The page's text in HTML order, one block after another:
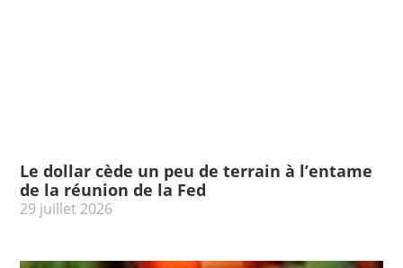
Le dollar cède un peu de terrain à l’entame
de la réunion de la Fed
29 juillet 2026